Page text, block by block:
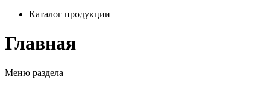
Каталог продукции
Главная
Меню раздела